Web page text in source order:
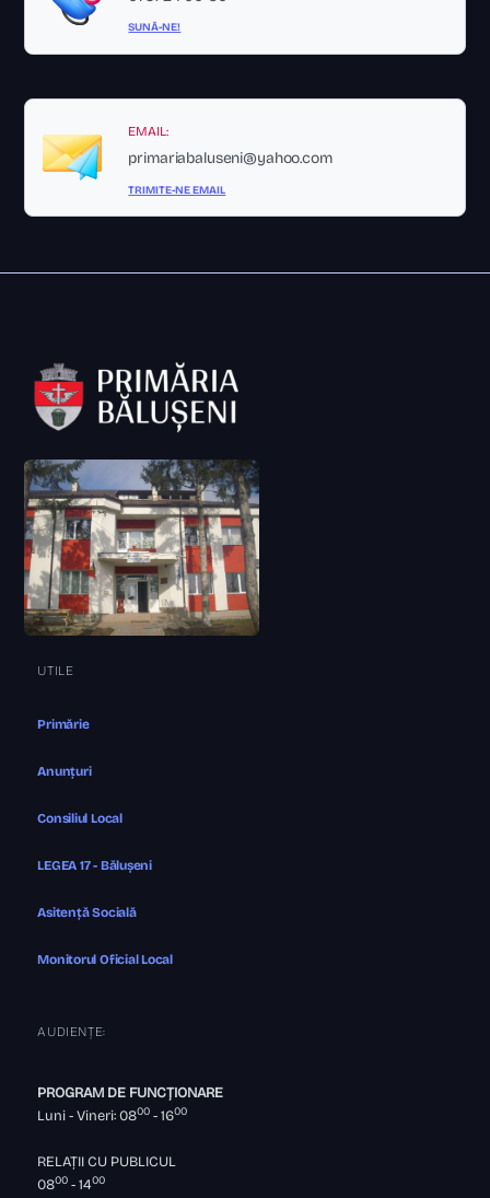
SUNĂ-NE!
EMAIL:
primariabaluseni@yahoo.com
TRIMITE-NE EMAIL
UTILE
Primărie
Anunțuri
Consiliul Local
LEGEA 17 - Bălușeni
Asitență Socială
Monitorul Oficial Local
AUDIENȚE:
PROGRAM DE FUNCȚIONARE
Luni - Vineri: 0800 - 1600
RELAȚII CU PUBLICUL
0800 - 1400